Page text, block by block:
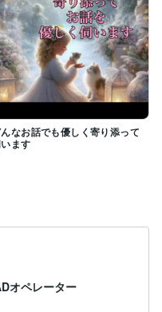
んなお話でも優しく寄り添って
ます
オペレーター